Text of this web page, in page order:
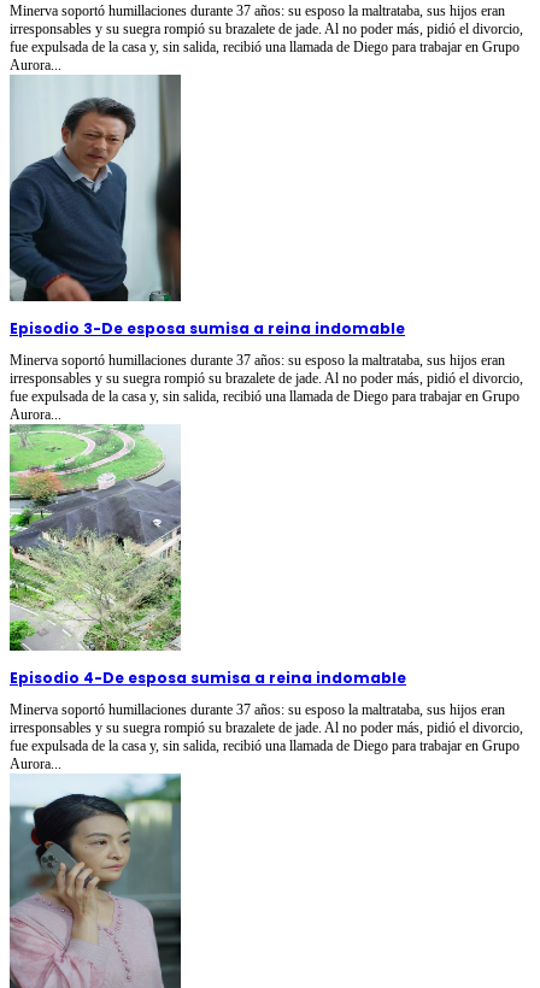
Minerva soportó humillaciones durante 37 años: su esposo la maltrataba, sus hijos eran
irresponsables y su suegra rompió su brazalete de jade. Al no poder más, pidió el divorcio,
fue expulsada de la casa y, sin salida, recibió una llamada de Diego para trabajar en Grupo
Aurora...
Episodio 3-De esposa sumisa a reina indomable
Minerva soportó humillaciones durante 37 años: su esposo la maltrataba, sus hijos eran
irresponsables y su suegra rompió su brazalete de jade. Al no poder más, pidió el divorcio,
fue expulsada de la casa y, sin salida, recibió una llamada de Diego para trabajar en Grupo
Aurora...
Episodio 4-De esposa sumisa a reina indomable
Minerva soportó humillaciones durante 37 años: su esposo la maltrataba, sus hijos eran
irresponsables y su suegra rompió su brazalete de jade. Al no poder más, pidió el divorcio,
fue expulsada de la casa y, sin salida, recibió una llamada de Diego para trabajar en Grupo
Aurora...